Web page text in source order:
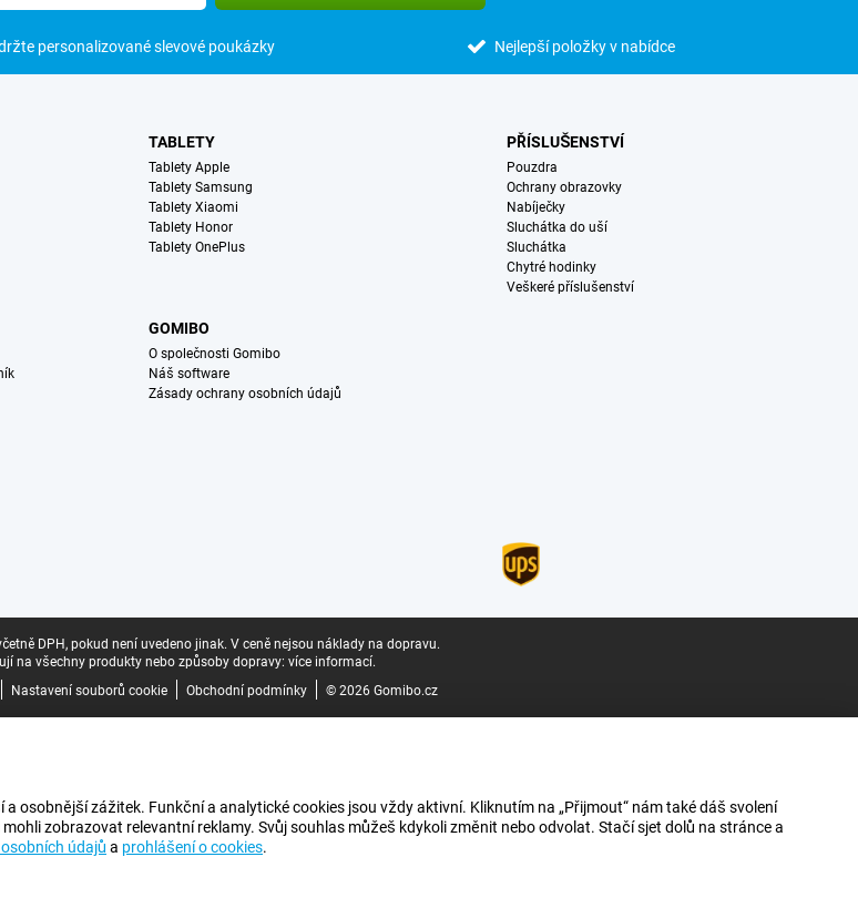
personalizované slevové poukázky Nejlepší položky v nabídce
TABLETY
Tablety Apple
Tablety Samsung
Tablety Xiaomi
Tablety Honor
Tablety OnePlus
PŘÍSLUŠENSTVÍ
Pouzdra
Ochrany obrazovky
Nabíječky
Sluchátka do uší
Sluchátka
Chytré hodinky
Veškeré příslušenství
GOMIBO
O společnosti Gomibo
Náš software
Zásady ochrany osobních údajů
DPH, pokud není uvedeno jinak. V ceně nejsou náklady na dopravu.
na všechny produkty nebo způsoby dopravy: více informací.
Nastavení souborů cookie Obchodní podmínky © 2026 Gomibo.cz
osobnější zážitek. Funkční a analytické cookies jsou vždy aktivní. Kliknutím na „Přijmout“ nám také dáš svolení
zobrazovat relevantní reklamy. Svůj souhlas můžeš kdykoli změnit nebo odvolat. Stačí sjet dolů na stránce a
údajů a prohlášení o cookies.